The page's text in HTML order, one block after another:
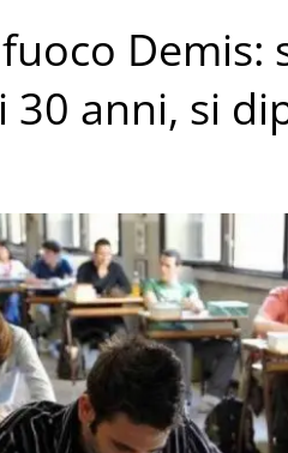
Demis:
30 anni, si